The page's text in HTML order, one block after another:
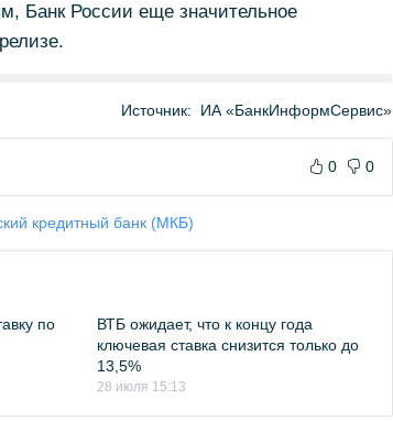
Банк России еще значительное
Источник: ИА «БанкИнформСервис»
0 0
кредитный банк (МКБ)
по
ВТБ ожидает, что к концу года
ключевая ставка снизится только до
13,5%
28 июля 15:13